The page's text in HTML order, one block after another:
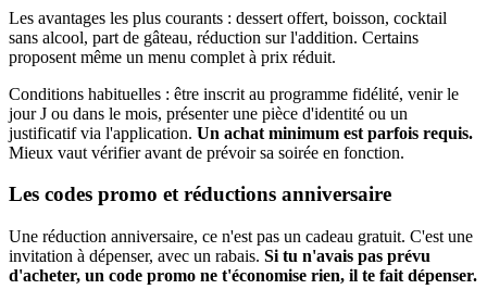
Les avantages les plus courants : dessert offert, boisson, cocktail
sans alcool, part de gâteau, réduction sur l'addition. Certains
proposent même un menu complet à prix réduit.
Conditions habituelles : être inscrit au programme fidélité, venir le
jour J ou dans le mois, présenter une pièce d'identité ou un
justificatif via l'application. Un achat minimum est parfois requis.
Mieux vaut vérifier avant de prévoir sa soirée en fonction.
Les codes promo et réductions anniversaire
Une réduction anniversaire, ce n'est pas un cadeau gratuit. C'est une
invitation à dépenser, avec un rabais. Si tu n'avais pas prévu
d'acheter, un code promo ne t'économise rien, il te fait dépenser.